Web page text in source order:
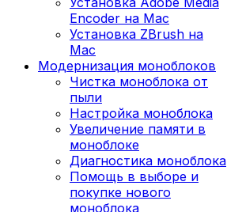
Encoder на Mac
Установка ZBrush на
Mac
Модернизация моноблоков
Чистка моноблока от
пыли
Настройка моноблока
Увеличение памяти в
моноблоке
Диагностика моноблока
Помощь в выборе и
покупке нового
моноблока